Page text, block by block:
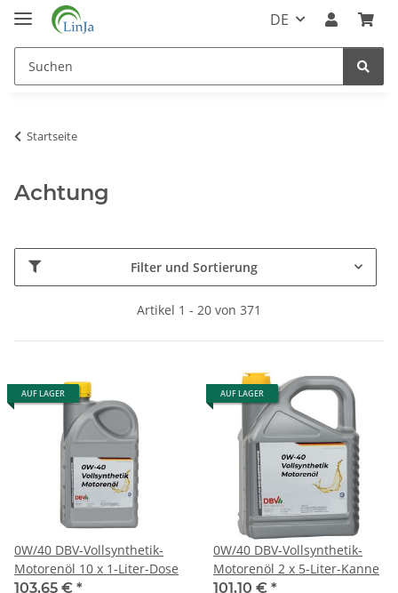
DE
Startseite
Achtung
Filter und Sortierung
Artikel 1 - 20 von 371
AUF LAGER
0W/40 DBV-Vollsynthetik-
Motorenöl 10 x 1-Liter-Dose
103,65 € *
AUF LAGER
0W/40 DBV-Vollsynthetik-
Motorenöl 2 x 5-Liter-Kanne
101,10 € *